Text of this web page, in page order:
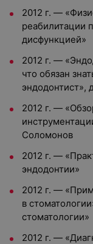
2012 г. —
реабилитации
дисфункцией»
2012 г. —
что обязан
эндодонтист»,
2012 г. —
Соломонов
2012 г. —
эндодонтии»
2012 г. —
в
стоматологии»
2012 г. —